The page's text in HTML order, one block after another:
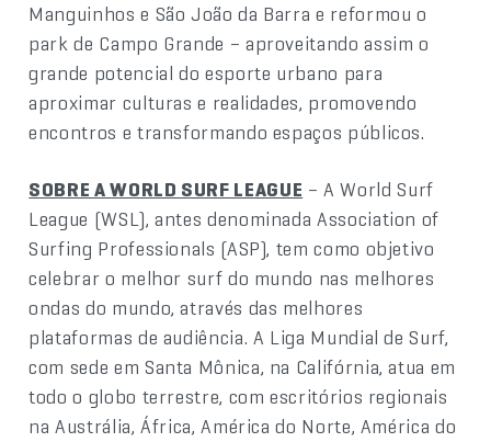
Manguinhos e São João da Barra e reformou o
park de Campo Grande – aproveitando assim o
grande potencial do esporte urbano para
aproximar culturas e realidades, promovendo
encontros e transformando espaços públicos.
SOBRE A WORLD SURF LEAGUE – A World Surf
League (WSL), antes denominada Association of
Surfing Professionals (ASP), tem como objetivo
celebrar o melhor surf do mundo nas melhores
ondas do mundo, através das melhores
plataformas de audiência. A Liga Mundial de Surf,
com sede em Santa Mônica, na Califórnia, atua em
todo o globo terrestre, com escritórios regionais
na Austrália, África, América do Norte, América do